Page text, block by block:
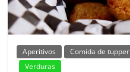
Aperitivos Comida de tupper
Verduras